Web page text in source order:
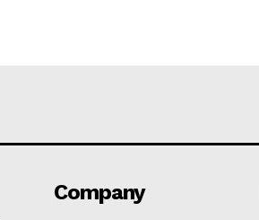
Company